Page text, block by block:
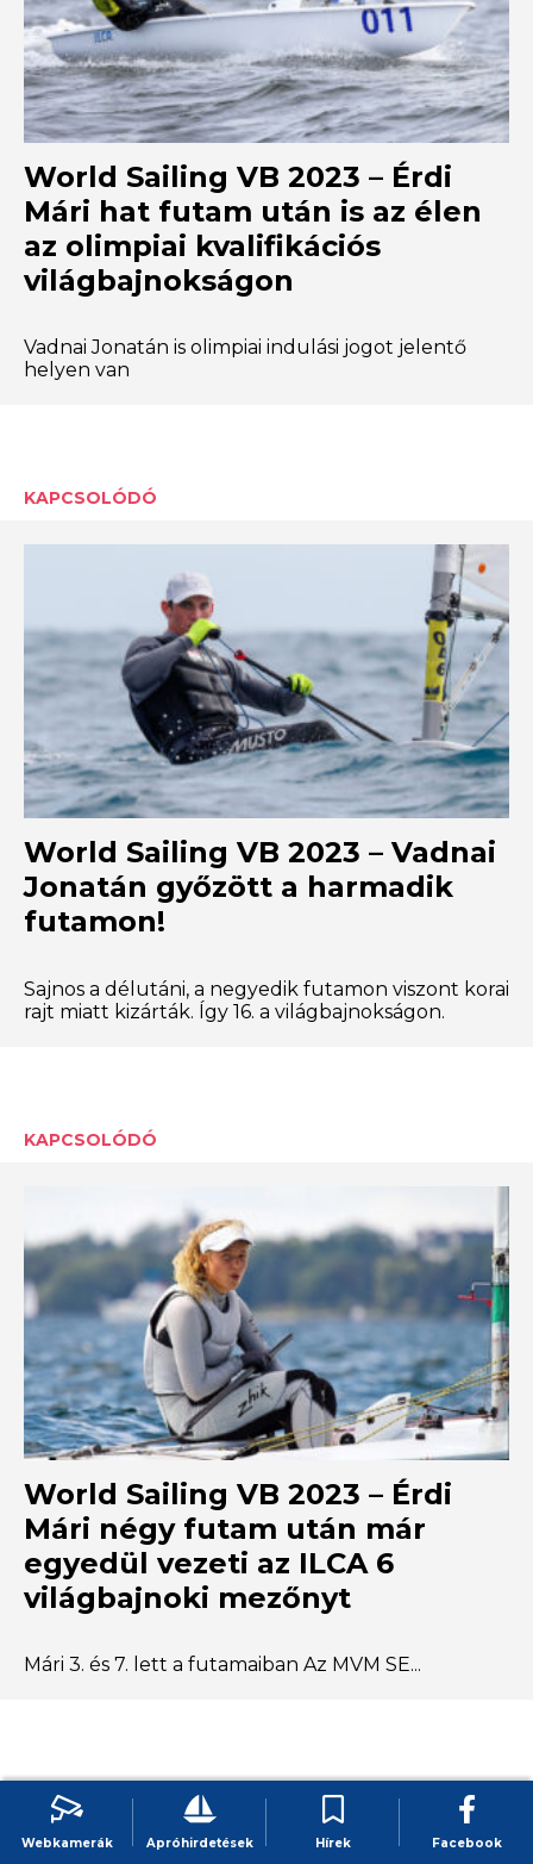
World Sailing VB 2023 – Érdi
Mári hat futam után is az élen
az olimpiai kvalifikációs
világbajnokságon
Vadnai Jonatán is olimpiai indulási jogot jelentő
helyen van
KAPCSOLÓDÓ
World Sailing VB 2023 – Vadnai
Jonatán győzött a harmadik
futamon!
Sajnos a délutáni, a negyedik futamon viszont korai
rajt miatt kizárták. Így 16. a világbajnokságon.
KAPCSOLÓDÓ
World Sailing VB 2023 – Érdi
Mári négy futam után már
egyedül vezeti az ILCA 6
világbajnoki mezőnyt
Mári 3. és 7. lett a futamaiban Az MVM SE...
KAPCSOLÓDÓ
Webkamerák Apróhirdetések Hírek Facebook